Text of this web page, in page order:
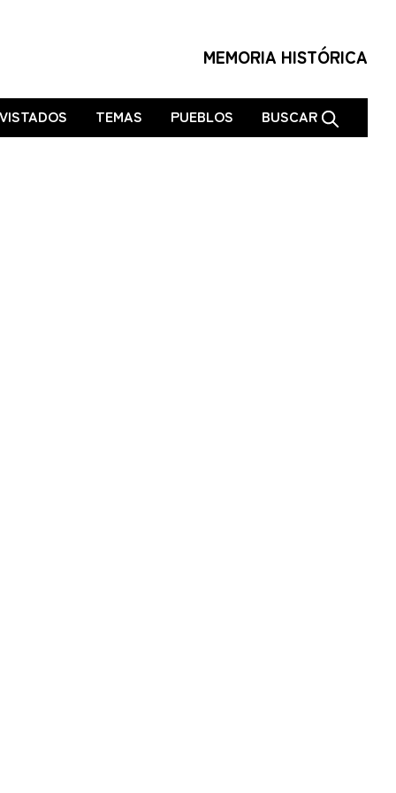
MEMORIA HISTÓRICA
TEMAS PUEBLOS BUSCAR